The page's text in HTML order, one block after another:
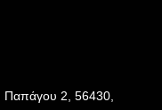
Παπάγου 2, 56430,